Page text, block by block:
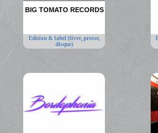
BIG TOMATO RECORDS
Edition & label (livre, presse,
disque)